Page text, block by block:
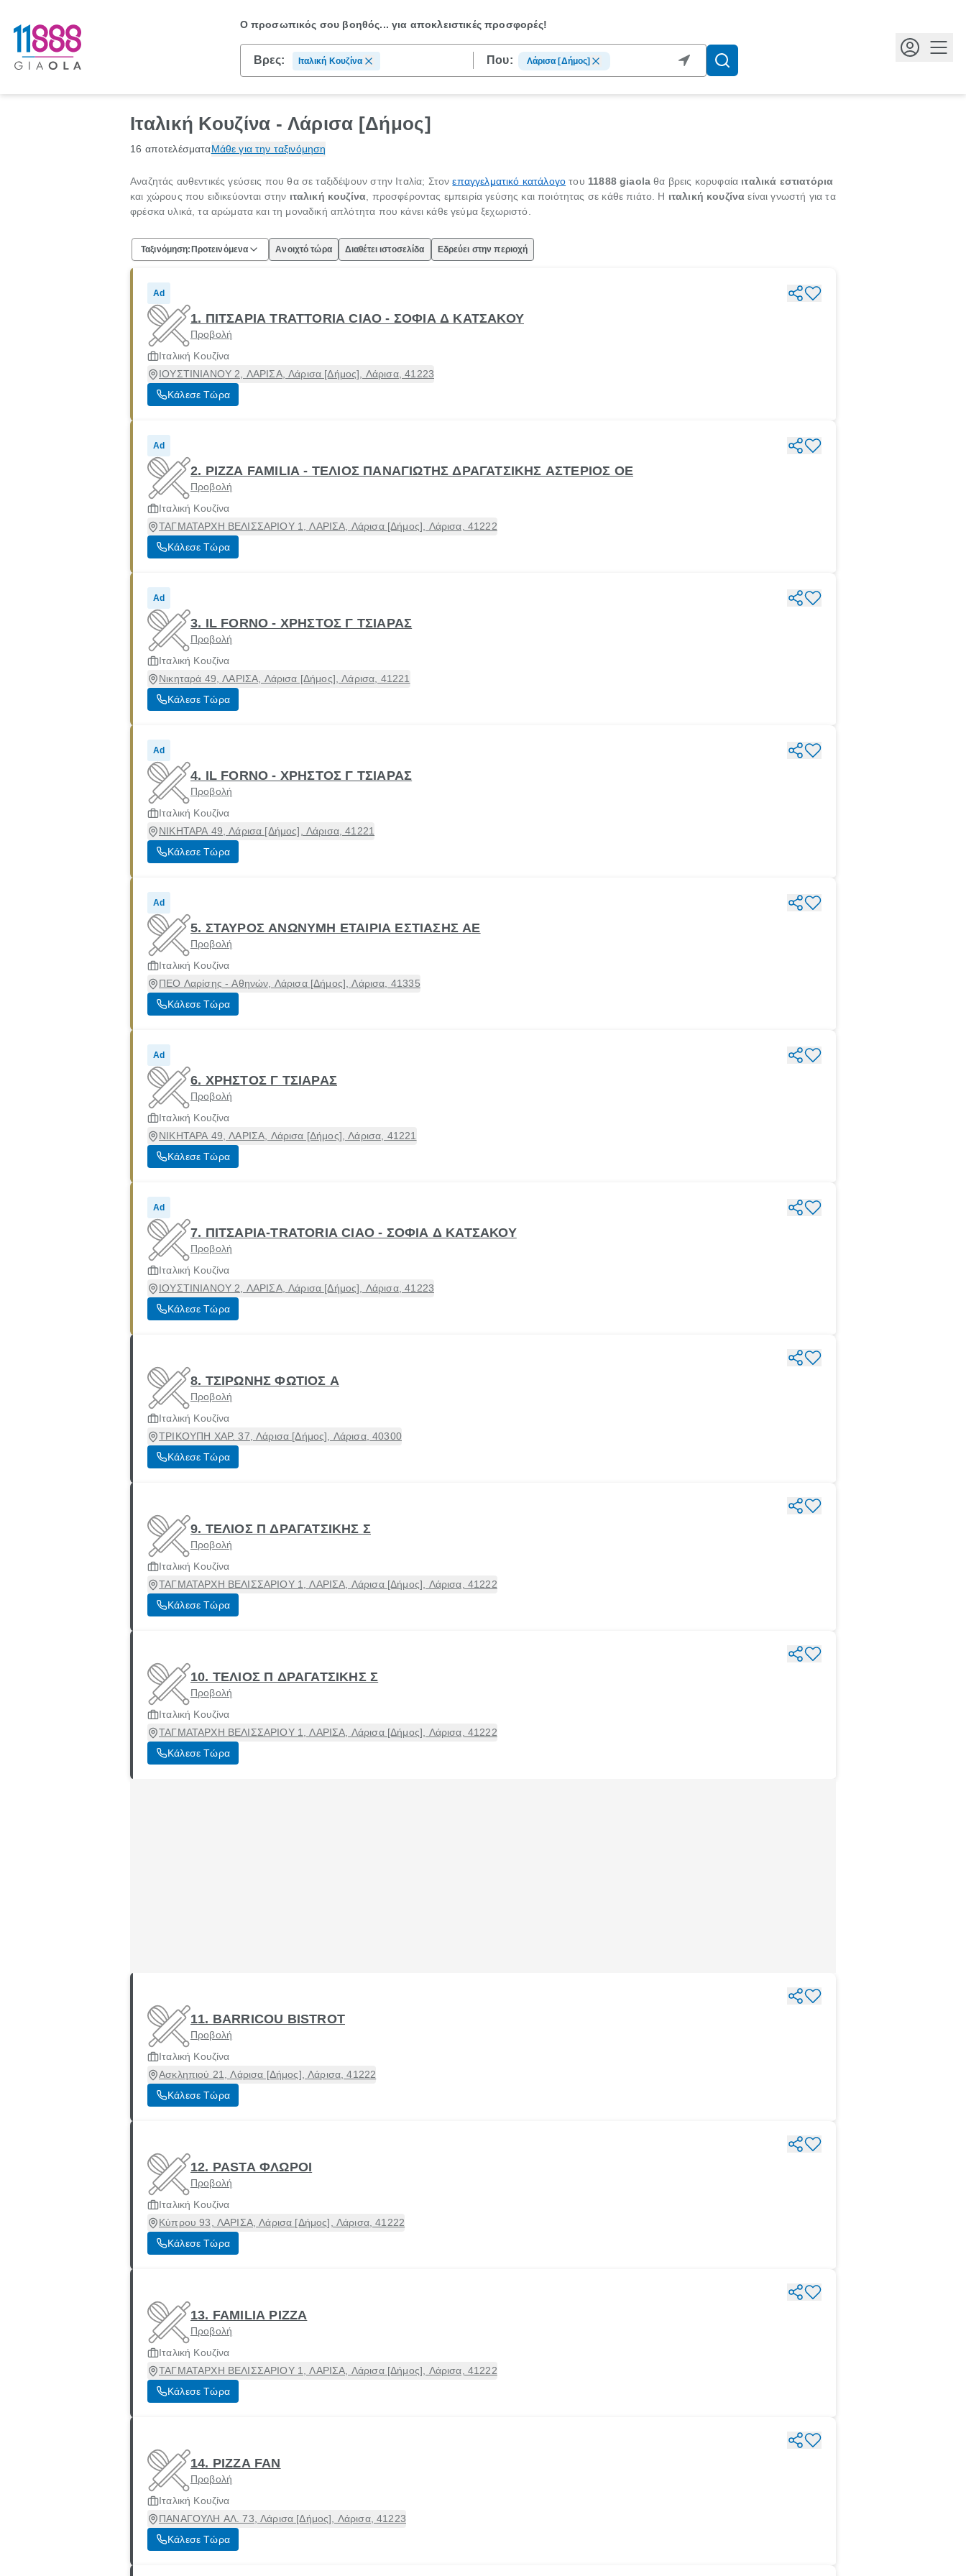
Ο προσωπικός σου βοηθός...για αποκλειστικές προσφορές!
Βρες: Ιταλική Κουζίνα Που: Λάρισα [Δήμος]
Ιταλική Κουζίνα - Λάρισα [Δήμος]
16 αποτελέσματαΜάθε για την ταξινόμηση
Αναζητάς αυθεντικές γεύσεις που θα σε ταξιδέψουν στην Ιταλία; Στονεπαγγελματικό κατάλογο του 11888 giaola θα βρεις κορυφαία ιταλικά εστιατόρια
και χώρους που ειδικεύονται στην ιταλική κουζίνα , προσφέροντας εμπειρία γεύσης και ποιότητας σε κάθε πιάτο. Η ιταλική κουζίνα είναι γνωστή για τα
φρέσκα υλικά, τα αρώματα και τη μοναδική απλότητα που κάνει κάθε γεύμα ξεχωριστό.
Ταξινόμηση: Προτεινόμενα Ανοιχτό τώρα Διαθέτει ιστοσελίδα Εδρεύει στην περιοχή
Ad
1. ΠΙΤΣΑΡΙΑ TRATTORIA CIAO - ΣΟΦΙΑ Δ ΚΑΤΣΑΚΟΥ
Προβολή
Ιταλική Κουζίνα
ΙΟΥΣΤΙΝΙΑΝΟΥ 2, ΛΑΡΙΣΑ, Λάρισα [Δήμος], Λάρισα, 41223
Κάλεσε Τώρα
Ad
2. PIZZA FAMILIA - ΤΕΛΙΟΣ ΠΑΝΑΓΙΩΤΗΣ ΔΡΑΓΑΤΣΙΚΗΣ ΑΣΤΕΡΙΟΣ ΟΕ
Προβολή
Ιταλική Κουζίνα
ΤΑΓΜΑΤΑΡΧΗ ΒΕΛΙΣΣΑΡΙΟΥ 1, ΛΑΡΙΣΑ, Λάρισα [Δήμος], Λάρισα, 41222
Κάλεσε Τώρα
Ad
3. IL FORNO - ΧΡΗΣΤΟΣ Γ ΤΣΙΑΡΑΣ
Προβολή
Ιταλική Κουζίνα
Νικηταρά 49, ΛΑΡΙΣΑ, Λάρισα [Δήμος], Λάρισα, 41221
Κάλεσε Τώρα
Ad
4. IL FORNO - ΧΡΗΣΤΟΣ Γ ΤΣΙΑΡΑΣ
Προβολή
Ιταλική Κουζίνα
ΝΙΚΗΤΑΡΑ 49, Λάρισα [Δήμος], Λάρισα, 41221
Κάλεσε Τώρα
Ad
5. ΣΤΑΥΡΟΣ ΑΝΩΝΥΜΗ ΕΤΑΙΡΙΑ ΕΣΤΙΑΣΗΣ ΑΕ
Προβολή
Ιταλική Κουζίνα
ΠΕΟ Λαρίσης - Αθηνών, Λάρισα [Δήμος], Λάρισα, 41335
Κάλεσε Τώρα
Ad
6. ΧΡΗΣΤΟΣ Γ ΤΣΙΑΡΑΣ
Προβολή
Ιταλική Κουζίνα
ΝΙΚΗΤΑΡΑ 49, ΛΑΡΙΣΑ, Λάρισα [Δήμος], Λάρισα, 41221
Κάλεσε Τώρα
Ad
7. ΠΙΤΣΑΡΙΑ-TRATORIA CIAO - ΣΟΦΙΑ Δ ΚΑΤΣΑΚΟΥ
Προβολή
Ιταλική Κουζίνα
ΙΟΥΣΤΙΝΙΑΝΟΥ 2, ΛΑΡΙΣΑ, Λάρισα [Δήμος], Λάρισα, 41223
Κάλεσε Τώρα
8. ΤΣΙΡΩΝΗΣ ΦΩΤΙΟΣ Α
Προβολή
Ιταλική Κουζίνα
ΤΡΙΚΟΥΠΗ ΧΑΡ. 37, Λάρισα [Δήμος], Λάρισα, 40300
Κάλεσε Τώρα
9. ΤΕΛΙΟΣ Π ΔΡΑΓΑΤΣΙΚΗΣ Σ
Προβολή
Ιταλική Κουζίνα
ΤΑΓΜΑΤΑΡΧΗ ΒΕΛΙΣΣΑΡΙΟΥ 1, ΛΑΡΙΣΑ, Λάρισα [Δήμος], Λάρισα, 41222
Κάλεσε Τώρα
10. ΤΕΛΙΟΣ Π ΔΡΑΓΑΤΣΙΚΗΣ Σ
Προβολή
Ιταλική Κουζίνα
ΤΑΓΜΑΤΑΡΧΗ ΒΕΛΙΣΣΑΡΙΟΥ 1, ΛΑΡΙΣΑ, Λάρισα [Δήμος], Λάρισα, 41222
Κάλεσε Τώρα
11. BARRICOU BISTROT
Προβολή
Ιταλική Κουζίνα
Ασκληπιού 21, Λάρισα [Δήμος], Λάρισα, 41222
Κάλεσε Τώρα
12. PASTA ΦΛΩΡΟΙ
Προβολή
Ιταλική Κουζίνα
Κύπρου 93, ΛΑΡΙΣΑ, Λάρισα [Δήμος], Λάρισα, 41222
Κάλεσε Τώρα
13. FAMILIA PIZZA
Προβολή
Ιταλική Κουζίνα
ΤΑΓΜΑΤΑΡΧΗ ΒΕΛΙΣΣΑΡΙΟΥ 1, ΛΑΡΙΣΑ, Λάρισα [Δήμος], Λάρισα, 41222
Κάλεσε Τώρα
14. PIZZA FAN
Προβολή
Ιταλική Κουζίνα
ΠΑΝΑΓΟΥΛΗ AΛ. 73, Λάρισα [Δήμος], Λάρισα, 41223
Κάλεσε Τώρα